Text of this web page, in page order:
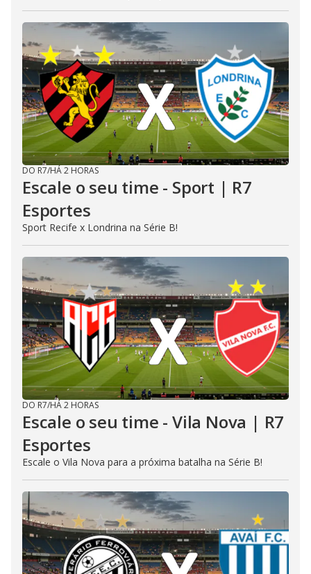
DO R7/HÁ 2 HORAS
Escale o seu time - Sport | R7
Esportes
Sport Recife x Londrina na Série B!
DO R7/HÁ 2 HORAS
Escale o seu time - Vila Nova | R7
Esportes
Escale o Vila Nova para a próxima batalha na Série B!